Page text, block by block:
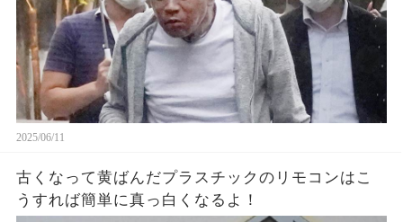
2025/06/11
古くなって黄ばんだプラスチックのリモコンはこ
うすれば簡単に真っ白くなるよ！